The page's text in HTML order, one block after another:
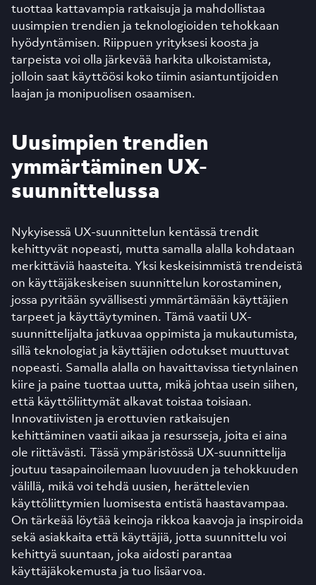
tuottaa kattavampia ratkaisuja ja mahdollistaa
uusimpien trendien ja teknologioiden tehokkaan
hyödyntämisen. Riippuen yrityksesi koosta ja
tarpeista voi olla järkevää harkita ulkoistamista,
jolloin saat käyttöösi koko tiimin asiantuntijoiden
laajan ja monipuolisen osaamisen.
Uusimpien trendien
ymmärtäminen UX-
suunnittelussa
Nykyisessä UX-suunnittelun kentässä trendit
kehittyvät nopeasti, mutta samalla alalla kohdataan
merkittäviä haasteita. Yksi keskeisimmistä trendeistä
on käyttäjäkeskeisen suunnittelun korostaminen,
jossa pyritään syvällisesti ymmärtämään käyttäjien
tarpeet ja käyttäytyminen. Tämä vaatii UX-
suunnittelijalta jatkuvaa oppimista ja mukautumista,
sillä teknologiat ja käyttäjien odotukset muuttuvat
nopeasti. Samalla alalla on havaittavissa tietynlainen
kiire ja paine tuottaa uutta, mikä johtaa usein siihen,
että käyttöliittymät alkavat toistaa toisiaan.
Innovatiivisten ja erottuvien ratkaisujen
kehittäminen vaatii aikaa ja resursseja, joita ei aina
ole riittävästi. Tässä ympäristössä UX-suunnittelija
joutuu tasapainoilemaan luovuuden ja tehokkuuden
välillä, mikä voi tehdä uusien, herättelevien
käyttöliittymien luomisesta entistä haastavampaa.
On tärkeää löytää keinoja rikkoa kaavoja ja inspiroida
sekä asiakkaita että käyttäjiä, jotta suunnittelu voi
kehittyä suuntaan, joka aidosti parantaa
käyttäjäkokemusta ja tuo lisäarvoa.